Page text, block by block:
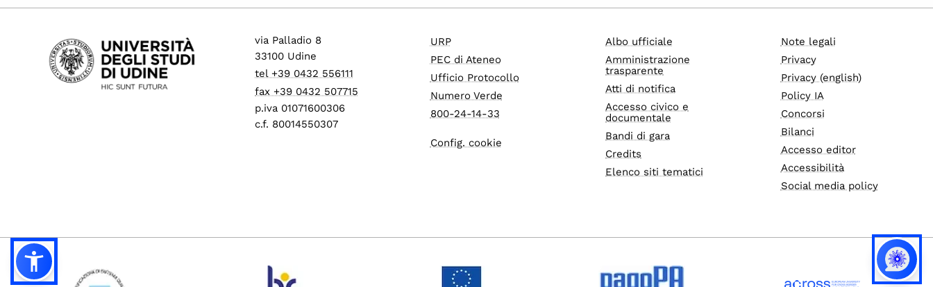
via Palladio 8
33100 Udine
tel +39 0432 556111
fax +39 0432 507715
p.iva 01071600306
c.f. 80014550307
URP
PEC di Ateneo
Ufficio Protocollo
Numero Verde
800-24-14-33
Config. cookie
Albo ufficiale
Amministrazione
trasparente
Atti di notifica
Accesso civico e
documentale
Bandi di gara
Credits
Elenco siti tematici
Note legali
Privacy
Privacy (english)
Policy IA
Concorsi
Bilanci
Accesso editor
Accessibilità
Social media policy